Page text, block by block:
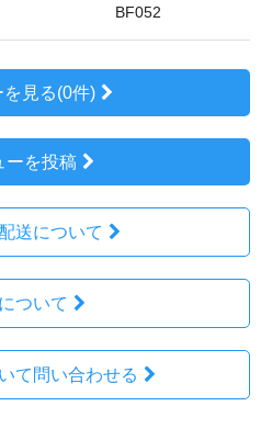
BF052
を見る(0件)
ーを投稿
送について
ついて
て問い合わせる